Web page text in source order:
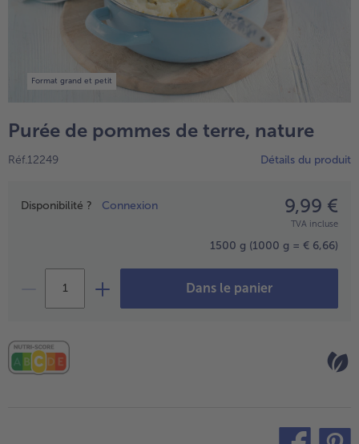
High Protein
TousHigh Protein
Veggie & Vegan
TousVeggie & Vegan
- € 5 à l’achat de 7 plats au choix
Format grand et petit
Purée de pommes de terre, nature
Réf.12249 Détails du produit
Prix
Disponibilité ? Connexion 9,99 €
TVA incluse
1500 g (1000 g = € 6,66)
Dans le panier